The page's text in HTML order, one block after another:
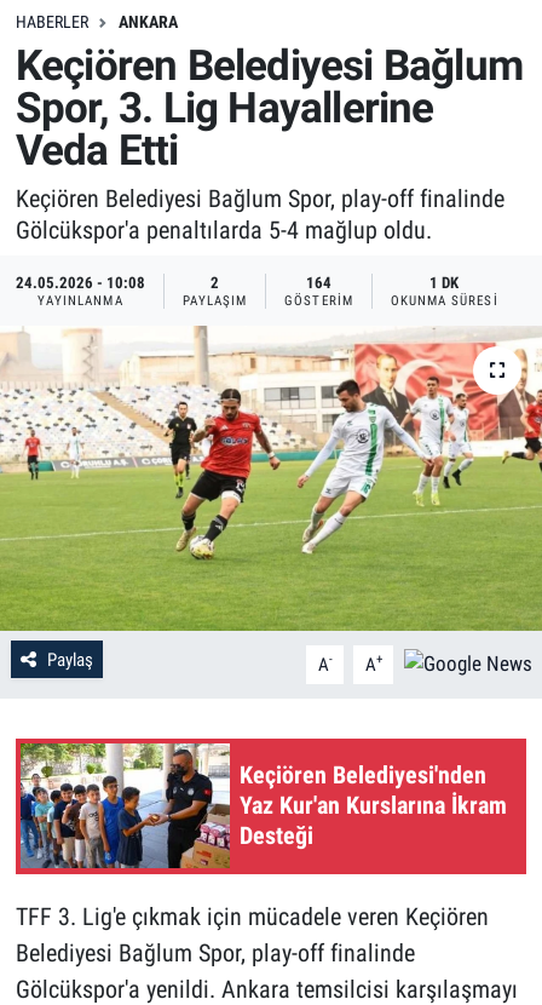
HABERLER ANKARA
Keçiören Belediyesi Bağlum
Spor, 3. Lig Hayallerine
Veda Etti
Keçiören Belediyesi Bağlum Spor, play-off finalinde
Gölcükspor'a penaltılarda 5-4 mağlup oldu.
24.05.2026 - 10:08
YAYINLANMA
2
PAYLAŞIM
164
GÖSTERIM
1 DK
OKUNMA SÜRESI
Paylaş A- A+
Keçiören Belediyesi'nden
Yaz Kur'an Kurslarına İkram
Desteği
TFF 3. Lig'e çıkmak için mücadele veren Keçiören
Belediyesi Bağlum Spor, play-off finalinde
Gölcükspor'a yenildi. Ankara temsilcisi karşılaşmayı